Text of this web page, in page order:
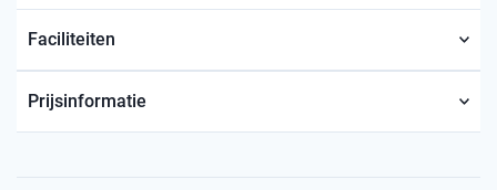
Faciliteiten
Prijsinformatie